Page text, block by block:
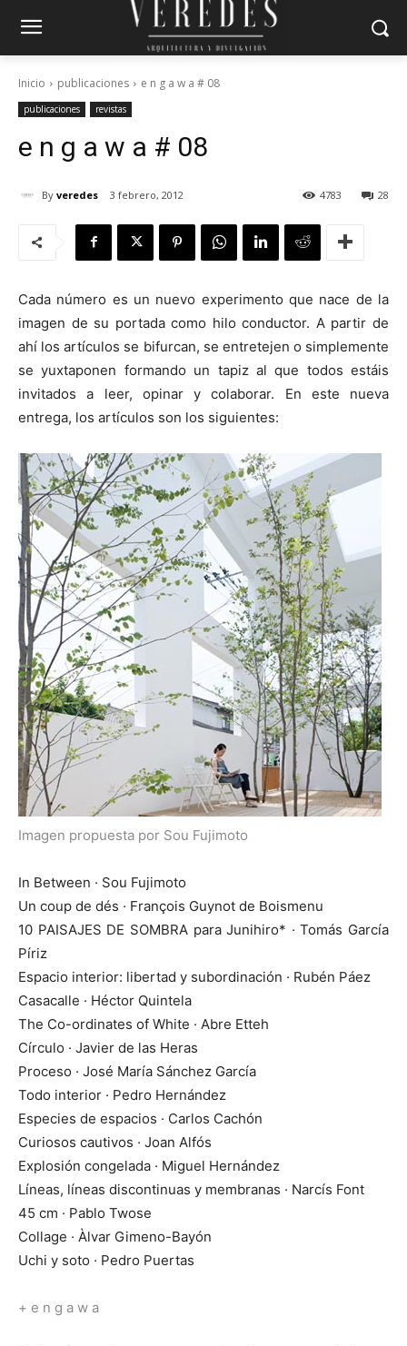
Inicio publicaciones e n g a w a # 08
publicaciones revistas
e n g a w a # 08
By veredes 3 febrero, 2012 28
4783
Cada número es un nuevo experimento que nace de la
imagen de su portada como hilo conductor. A partir de
ahí los artículos se bifurcan, se entretejen o simplemente
se yuxtaponen formando un tapiz al que todos estáis
invitados a leer, opinar y colaborar. En este nueva
entrega, los artículos son los siguientes:
Imagen propuesta por Sou Fujimoto
In Between · Sou Fujimoto
Un coup de dés · François Guynot de Boismenu
10 PAISAJES DE SOMBRA para Junihiro* · Tomás García
Píriz
Espacio interior: libertad y subordinación · Rubén Páez
Casacalle · Héctor Quintela
The Co-ordinates of White · Abre Etteh
Círculo · Javier de las Heras
Proceso · José María Sánchez García
Todo interior · Pedro Hernández
Especies de espacios · Carlos Cachón
Curiosos cautivos · Joan Alfós
Explosión congelada · Miguel Hernández
Líneas, líneas discontinuas y membranas · Narcís Font
45 cm · Pablo Twose
Collage · Àlvar Gimeno-Bayón
Uchi y soto · Pedro Puertas
+ e n g a w a